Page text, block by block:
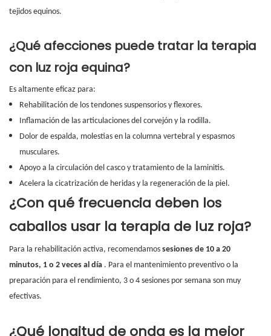
tejidos equinos.
¿Qué afecciones puede tratar la terapia
con luz roja equina?
Es altamente eficaz para:
Rehabilitación de los tendones suspensorios y flexores.
Inflamación de las articulaciones del corvejón y la rodilla.
Dolor de espalda, molestias en la columna vertebral y espasmos
musculares.
Apoyo a la circulación del casco y tratamiento de la laminitis.
Acelera la cicatrización de heridas y la regeneración de la piel.
¿Con qué frecuencia deben los
caballos usar la terapia de luz roja?
Para la rehabilitación activa, recomendamos sesiones de 10 a 20
minutos, 1 o 2 veces al día . Para el mantenimiento preventivo o la
preparación para el rendimiento, 3 o 4 sesiones por semana son muy
efectivas.
¿Qué longitud de onda es la mejor